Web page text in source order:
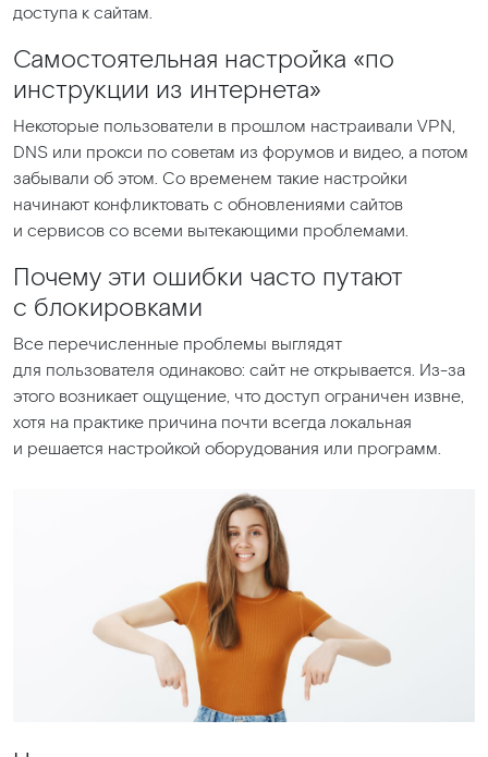
доступа к сайтам.
Самостоятельная настройка «по
инструкции из интернета»
Некоторые пользователи в прошлом настраивали VPN,
DNS или прокси по советам из форумов и видео, а потом
забывали об этом. Со временем такие настройки
начинают конфликтовать с обновлениями сайтов
и сервисов со всеми вытекающими проблемами.
Почему эти ошибки часто путают
с блокировками
Все перечисленные проблемы выглядят
для пользователя одинаково: сайт не открывается. Из-за
этого возникает ощущение, что доступ ограничен извне,
хотя на практике причина почти всегда локальная
и решается настройкой оборудования или программ.